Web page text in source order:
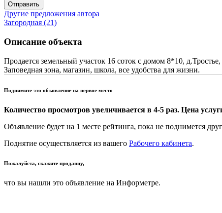
Отправить
Другие предложения автора
Загородная (21)
Описание объекта
Продается земельный участок 16 соток с домом 8*10,
Заповедная зона, магазин, школа, все удобства для жизни.
Поднимите это объявление на первое место
Количество просмотров увеличивается в 4-5 раз. Цена
Объявление будет на 1 месте рейтинга, пока не поднимется
Поднятие осуществляется из вашего Рабочего кабинета.
Пожалуйста, скажите продавцу,
что вы нашли это объявление на Информетре.